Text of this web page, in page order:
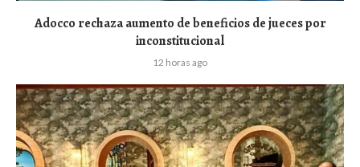
Adocco rechaza aumento de beneficios de jueces por
inconstitucional
12 horas ago